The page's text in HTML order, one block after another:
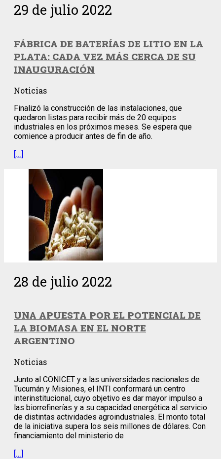
29 de julio 2022
FÁBRICA DE BATERÍAS DE LITIO EN LA
PLATA: CADA VEZ MÁS CERCA DE SU
INAUGURACIÓN
Noticias
Finalizó la construcción de las instalaciones, que
quedaron listas para recibir más de 20 equipos
industriales en los próximos meses. Se espera que
comience a producir antes de fin de año.
[…]
28 de julio 2022
UNA APUESTA POR EL POTENCIAL DE
LA BIOMASA EN EL NORTE
ARGENTINO
Noticias
Junto al CONICET y a las universidades nacionales de
Tucumán y Misiones, el INTI conformará un centro
interinstitucional, cuyo objetivo es dar mayor impulso a
las biorrefinerías y a su capacidad energética al servicio
de distintas actividades agroindustriales. El monto total
de la iniciativa supera los seis millones de dólares. Con
financiamiento del ministerio de
[…]